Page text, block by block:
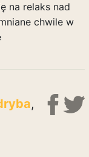
na relaks nad
chwile w
,